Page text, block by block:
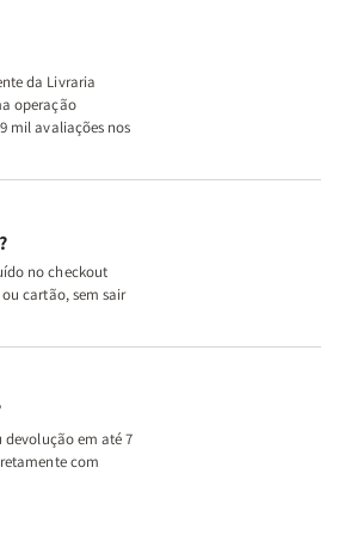
da Livraria
operação
mil avaliações nos
no checkout
cartão, sem sair
em até 7
com